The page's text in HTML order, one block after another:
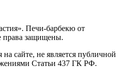
Печи-барбекю от
права защищены.
сайте, не является публичной
Статьи 437 ГК РФ.